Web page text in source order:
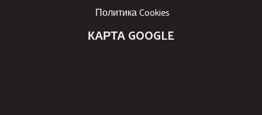
Политика Cookies
КАРТА GOOGLE